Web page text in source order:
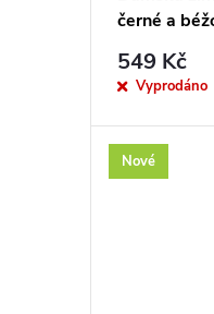
t
ů
d
černé a
549 Kč
Vyprodáno
Nové